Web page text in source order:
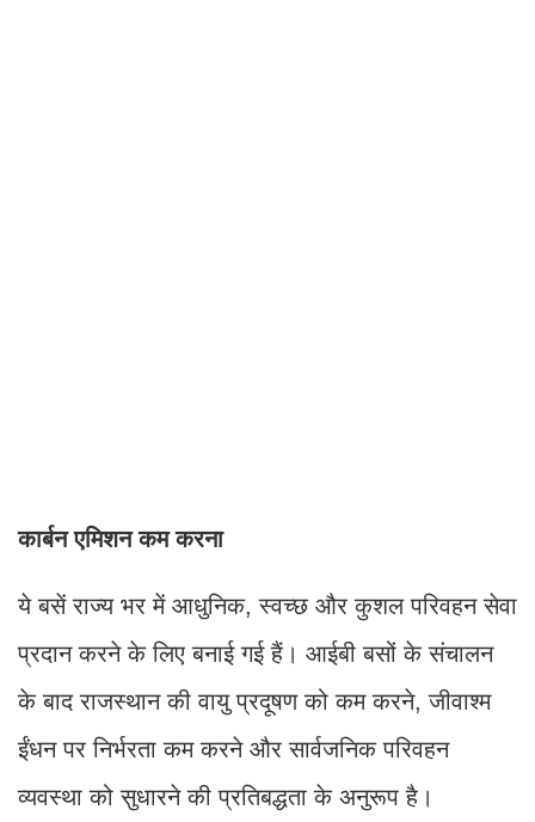
कार्बन एमिशन कम करना
ये बसें राज्य भर में आधुनिक, स्वच्छ और कुशल परिवहन सेवा
प्रदान करने के लिए बनाई गई हैं। आईबी बसों के संचालन
के बाद राजस्थान की वायु प्रदूषण को कम करने, जीवाश्म
ईंधन पर निर्भरता कम करने और सार्वजनिक परिवहन
व्यवस्था को सुधारने की प्रतिबद्धता के अनुरूप है।